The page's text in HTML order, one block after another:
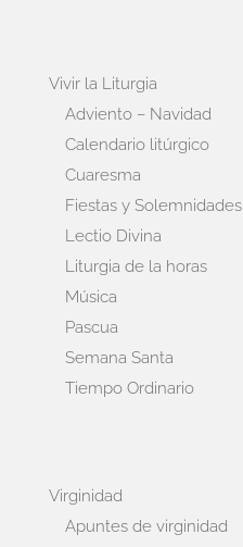
Vivir la Liturgia
Adviento – Navidad
Calendario litúrgico
Cuaresma
Fiestas y Solemnidades
Lectio Divina
Liturgia de la horas
Música
Pascua
Semana Santa
Tiempo Ordinario
Virginidad
Apuntes de virginidad